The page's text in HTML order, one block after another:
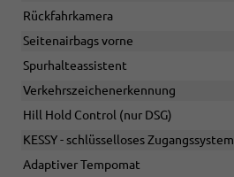
Rückfahrkamera
Seitenairbags vorne
Spurhalteassistent
Verkehrszeichenerkennung
Hill Hold Control (nur DSG)
KESSY - schlüsselloses Zugangssystem
Adaptiver Tempomat